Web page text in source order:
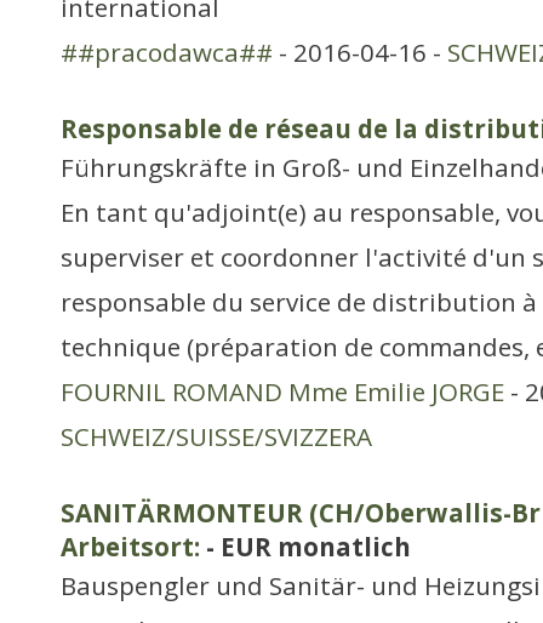
international
##pracodawca## - 2016-04-16 -
Responsable de réseau de la
Führungskräfte in Groß- und
En tant qu'adjoint(e) au responsable,
superviser et coordonner l'activité d'un
responsable du service de distribution
technique (préparation de commandes,
FOURNIL ROMAND Mme Emilie JORGE -
SCHWEIZ/SUISSE/SVIZZERA
SANITÄRMONTEUR (CH/Oberwallis-
Arbeitsort: - EUR monatlich
Bauspengler und Sanitär- und